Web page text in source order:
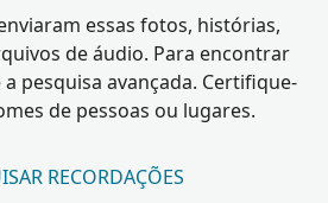
essas fotos, histórias,
de áudio. Para encontrar
pesquisa avançada. Certifique-
de pessoas ou lugares.
RECORDAÇÕES